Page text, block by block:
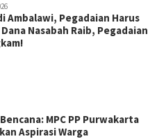
Ambalawi, Pegadaian Harus
Nasabah Raib, Pegadaian
MPC PP Purwakarta
Aspirasi Warga